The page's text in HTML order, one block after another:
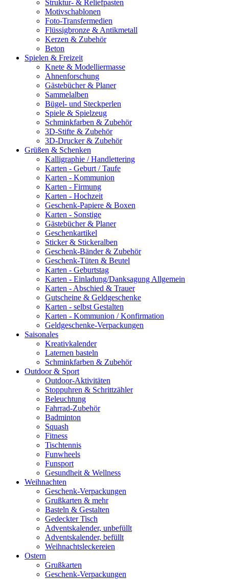
Struktur- & Reliefpasten
Motivschablonen
Foto-Transfermedien
Flüssigbronze & Antikmetall
Kerzen & Zubehör
Beton
Spielen & Freizeit
Knete & Modelliermasse
Ahnenforschung
Gästebücher & Planer
Sammelalben
Bügel- und Steckperlen
Spiele & Spielzeug
Schminkfarben & Zubehör
3D-Stifte & Zubehör
3D-Drucker & Zubehör
Grüßen & Schenken
Kalligraphie / Handlettering
Karten - Geburt / Taufe
Karten - Kommunion
Karten - Firmung
Karten - Hochzeit
Geschenk-Papiere & Boxen
Karten - Sonstige
Gästebücher & Planer
Geschenkartikel
Sticker & Stickeralben
Geschenk-Bänder & Zubehör
Geschenk-Tüten & Beutel
Karten - Geburtstag
Karten - Einladung/Danksagung Allgemein
Karten - Abschied & Trauer
Gutscheine & Geldgeschenke
Karten - selbst Gestalten
Karten - Kommunion / Konfirmation
Geldgeschenke-Verpackungen
Saisonales
Kreativkalender
Laternen basteln
Schminkfarben & Zubehör
Outdoor & Sport
Outdoor-Aktivitäten
Stoppuhren & Schrittzähler
Beleuchtung
Fahrrad-Zubehör
Badminton
Squash
Fitness
Tischtennis
Funwheels
Funsport
Gesundheit & Wellness
Weihnachten
Geschenk-Verpackungen
Grußkarten & mehr
Basteln & Gestalten
Gedeckter Tisch
Adventskalender, unbefüllt
Adventskalender, befüllt
Weihnachtsleckereien
Ostern
Grußkarten
Geschenk-Verpackungen